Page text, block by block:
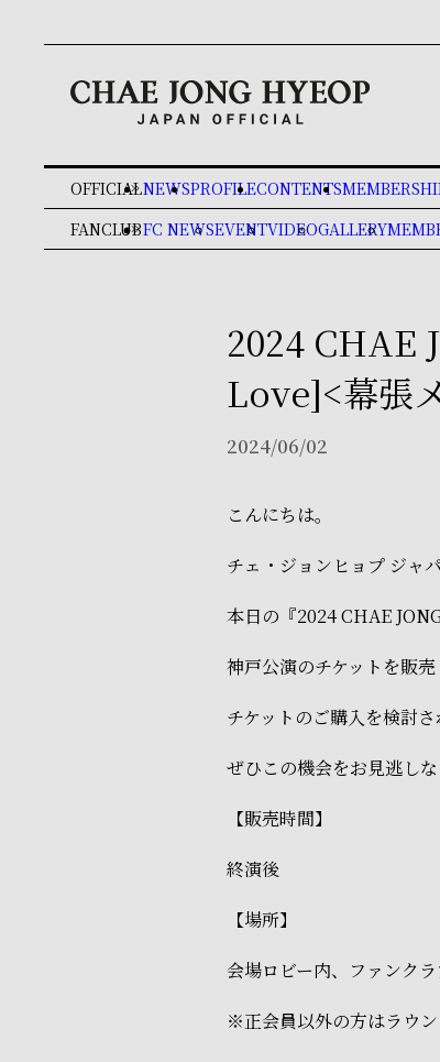
OFFICIAL
keyboard_double_arrow_rightNEWSPROFILECONTENTS
FANCLUB
keyboard_double_arrow_rightFC NEWSEVENTVIDEOGALLERY
2024 CHAE
Love]<幕張
2024/06/02
こんにちは。
チェ・ジョンヒョプ ジャ
本日の『2024 CHAE
神戸公演のチケットを販売
チケットのご購入を検討さ
ぜひこの機会をお見逃しな
【販売時間】
終演後
【場所】
会場ロビー内、ファンク
※正会員以外の方はラウン